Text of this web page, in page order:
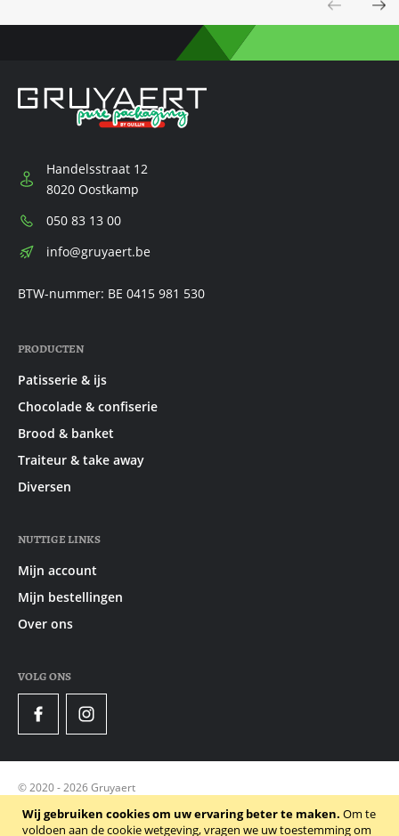
Wij gebruiken cookies om uw ervaring beter te maken. Om te
voldoen aan de cookie wetgeving, vragen we uw toestemming om
Handelsstraat 12
8020 Oostkamp
Telefoon:
050 83 13 00
E-
info@gruyaert.be
BTW-nummer: BE 0415 981 530
PRODUCTEN
Patisserie & ijs
Chocolade & confiserie
Brood & banket
Traiteur & take away
Diversen
NUTTIGE LINKS
Mijn account
Mijn bestellingen
Over ons
VOLG ONS
FacebookInstagram
© 2020 - 2026 Gruyaert
Privacy Policy